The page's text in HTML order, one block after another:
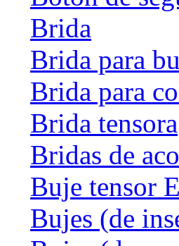
Brida
Brida para
Brida para
Brida tensora
Bridas de
Buje tensor
Bujes (de